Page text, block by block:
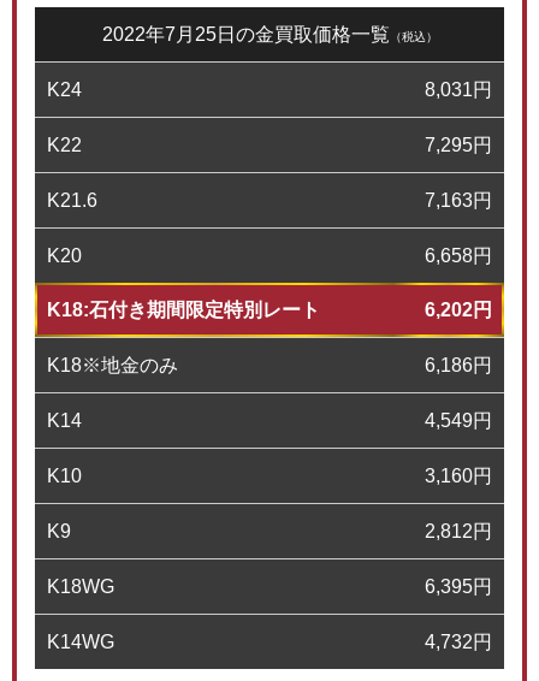
2022年7月25日の金買取価格一覧 （税込）
K24 8,031円
K22 7,295円
K21.6 7,163円
K20 6,658円
K18:石付き期間限定特別レート 6,202円
K18※地金のみ 6,186円
K14 4,549円
K10 3,160円
K9 2,812円
K18WG 6,395円
K14WG 4,732円